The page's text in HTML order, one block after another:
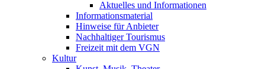
Aktuelles und Informationen
Informationsmaterial
Hinweise für Anbieter
Nachhaltiger Tourismus
Freizeit mit dem VGN
Kultur